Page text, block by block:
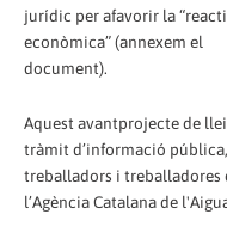
jurídic per afavorir la
econòmica” (annexem el
document).
Aquest avantprojecte de
tràmit d’informació
treballadors i treballadores
l’Agència Catalana de